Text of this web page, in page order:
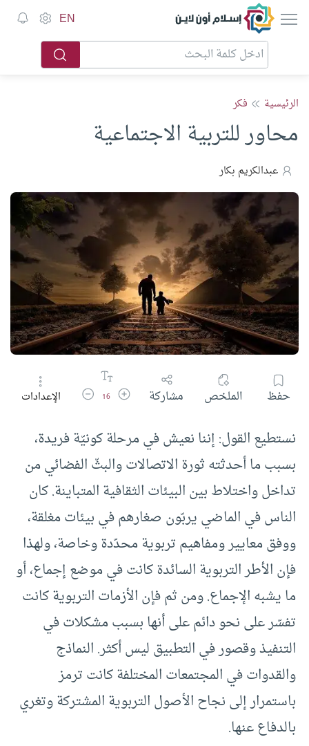
إسلام أون لاين EN
الرئيسية فكر
محاور للتربية الاجتماعية
عبدالكريم بكار
حفظ الملخص مشاركة زيادة حجم الخط
16 تقليل حجم الخط
الإعدادات
نستطيع القول: إننا نعيش في مرحلة كونيّة فريدة،
بسبب ما أحدثته ثورة الاتصالات والبثّ الفضائي من
تداخل واختلاط بين البيئات الثقافية المتباينة. كان
الناس في الماضي يربّون صغارهم في بيئات مغلقة،
ووفق معايير ومفاهيم تربوية محدّدة وخاصة، ولهذا
فإن الأطر التربوية السائدة كانت في موضع إجماع، أو
ما يشبه الإجماع. ومن ثم فإن الأزمات التربوية كانت
تفسّر على نحو دائم على أنها بسبب مشكلات في
التنفيذ وقصور في التطبيق ليس أكثر. النماذج
والقدوات في المجتمعات المختلفة كانت ترمز
باستمرار إلى نجاح الأصول التربوية المشتركة وتغري
بالدفاع عنها.